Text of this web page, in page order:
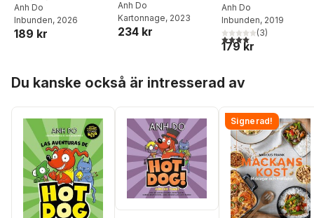
Anh Do
Inbunden, 2026
189 kr
Anh Do
Kartonnage, 2023
234 kr
Anh Do
Inbunden, 2019
4,0utav 5 stjärnor.
(3)
179 kr
Du kanske också är intresserad av
Signerad!